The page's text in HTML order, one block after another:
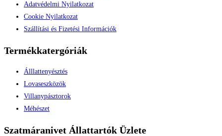
Adatvédelmi Nyilatkozat
Cookie Nyilatkozat
Szállítási és Fizetési Információk
Termékkatergóriák
Álllattenyésztés
Lovaseszközök
Villanypásztorok
Méhészet
Szatmáranivet Állattartók Üzlete